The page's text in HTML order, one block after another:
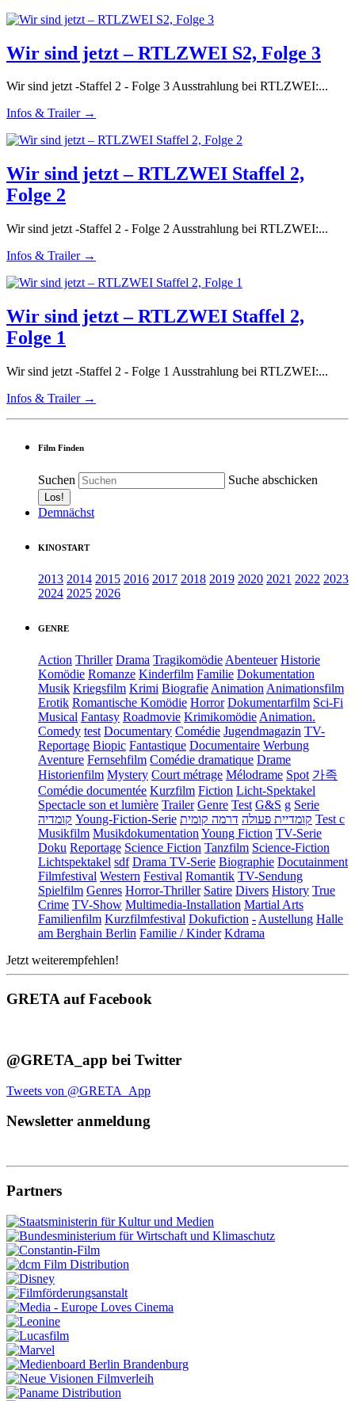
Wir sind jetzt – RTLZWEI S2, Folge 3
Wir sind jetzt -Staffel 2 - Folge 3 Ausstrahlung bei RTLZWEI:...
Infos & Trailer →
Wir sind jetzt – RTLZWEI Staffel 2,
Folge 2
Wir sind jetzt -Staffel 2 - Folge 2 Ausstrahlung bei RTLZWEI:...
Infos & Trailer →
Wir sind jetzt – RTLZWEI Staffel 2,
Folge 1
Wir sind jetzt -Staffel 2 - Folge 1 Ausstrahlung bei RTLZWEI:...
Infos & Trailer →
Film Finden
Suchen Suche abschicken
Demnächst
KINOSTART
2013 2014 2015 2016 2017 2018 2019 2020 2021 2022 2023
2024 2025 2026
GENRE
Action Thriller Drama Tragikomödie Abenteuer Historie
Komödie Romanze Kinderfilm Familie Dokumentation
Musik Kriegsfilm Krimi Biografie Animation Animationsfilm
Erotik Romantische Komödie Horror Dokumentarfilm Sci-Fi
Musical Fantasy Roadmovie Krimikomödie Animation.
Comedy test Documentary Comédie Jugendmagazin TV-
Reportage Biopic Fantastique Documentaire Werbung
Aventure Fernsehfilm Comédie dramatique Drame
Historienfilm Mystery Court métrage Mélodrame Spot 가족
Comédie documentée Kurzfilm Fiction Licht-Spektakel
Spectacle son et lumière Trailer Genre Test G&S g Serie
קומדיה Young-Fiction-Serie קומדיית פעולה דרמה קומית
Test c
Musikfilm Musikdokumentation Young Fiction TV-Serie
Doku Reportage Science Fiction Tanzfilm Science-Fiction
Lichtspektakel sdf Drama TV-Serie Biographie Docutainment
Filmfestival Western Festival Romantik TV-Sendung
Spielfilm Genres Horror-Thriller Satire Divers History True
Crime TV-Show Multimedia-Installation Martial Arts
Familienfilm Kurzfilmfestival Dokufiction - Austellung Halle
am Berghain Berlin Familie / Kinder Kdrama
Jetzt weiterempfehlen!
GRETA auf Facebook
@GRETA_app bei Twitter
Tweets von @GRETA_App
Newsletter anmeldung
Partners